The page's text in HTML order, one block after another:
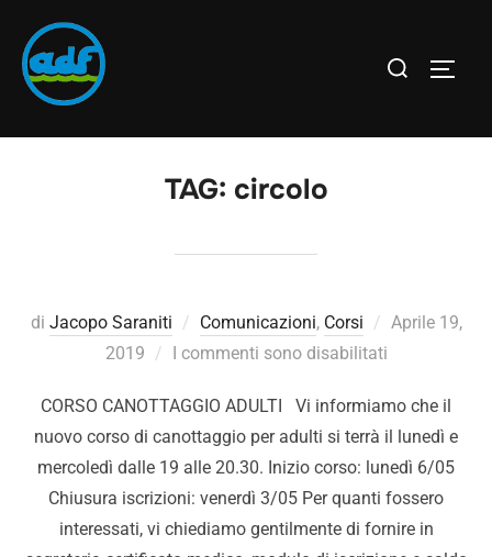
TAG: circolo
di Jacopo Saraniti Comunicazioni, Corsi
Aprile 19,
2019
I commenti sono disabilitati
CORSO CANOTTAGGIO ADULTI Vi informiamo che il
nuovo corso di canottaggio per adulti si terrà il lunedì e
mercoledì dalle 19 alle 20.30. Inizio corso: lunedì 6/05
Chiusura iscrizioni: venerdì 3/05 Per quanti fossero
interessati, vi chiediamo gentilmente di fornire in